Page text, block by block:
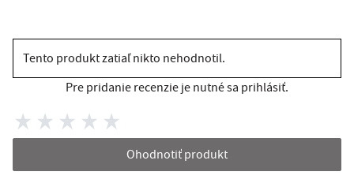
Tento produkt zatiaľ nikto nehodnotil.
Pre pridanie recenzie je nutné sa prihlásiť.
Ohodnotiť produkt